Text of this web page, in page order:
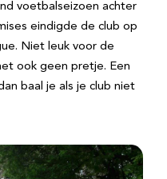
voetbalseizoen achter
eindigde de club op
Niet leuk voor de
ook geen pretje. Een
baal je als je club niet